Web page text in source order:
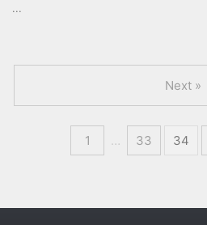
...
1 … 33 34
Next »